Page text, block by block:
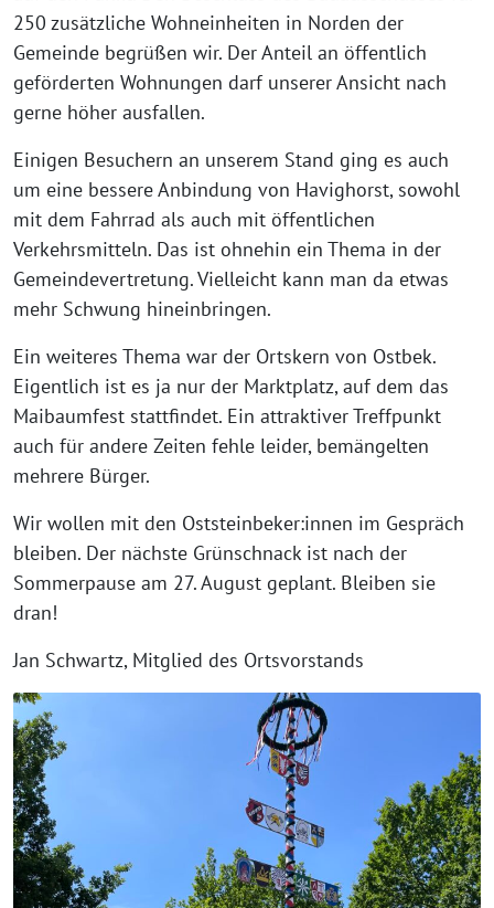
250 zusätzliche Wohneinheiten in Norden der
Gemeinde begrüßen wir. Der Anteil an öffentlich
geförderten Wohnungen darf unserer Ansicht nach
gerne höher ausfallen.
Einigen Besuchern an unserem Stand ging es auch
um eine bessere Anbindung von Havighorst, sowohl
mit dem Fahrrad als auch mit öffentlichen
Verkehrsmitteln. Das ist ohnehin ein Thema in der
Gemeindevertretung. Vielleicht kann man da etwas
mehr Schwung hineinbringen.
Ein weiteres Thema war der Ortskern von Ostbek.
Eigentlich ist es ja nur der Marktplatz, auf dem das
Maibaumfest stattfindet. Ein attraktiver Treffpunkt
auch für andere Zeiten fehle leider, bemängelten
mehrere Bürger.
Wir wollen mit den Oststeinbeker:innen im Gespräch
bleiben. Der nächste Grünschnack ist nach der
Sommerpause am 27. August geplant. Bleiben sie
dran!
Jan Schwartz, Mitglied des Ortsvorstands